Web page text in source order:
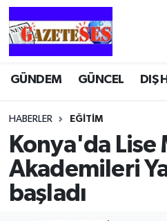
GÜNDEM GÜNCEL DIŞ
HABERLER EĞİTİM
Konya'da
Akademileri
başladı